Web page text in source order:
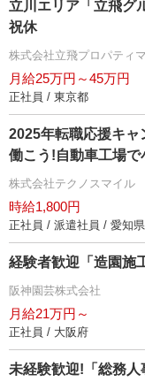
立川エリア「立飛グ
祝休
株式会社立飛プロパティ
月給25万円～45万円
正社員 / 東京都
2025年転職応援キャ
働こう!自動車工場
株式会社テクノスマイル
時給1,800円
正社員 / 派遣社員 / 愛知県
経験者歓迎「造園施
阪神園芸株式会社
月給21万円～
正社員 / 大阪府
未経験歓迎!「総務